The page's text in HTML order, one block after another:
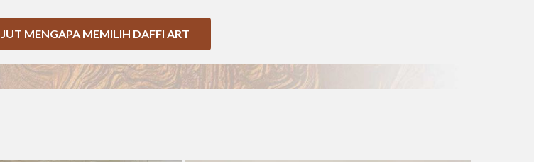
MENGAPA MEMILIH DAFFI ART